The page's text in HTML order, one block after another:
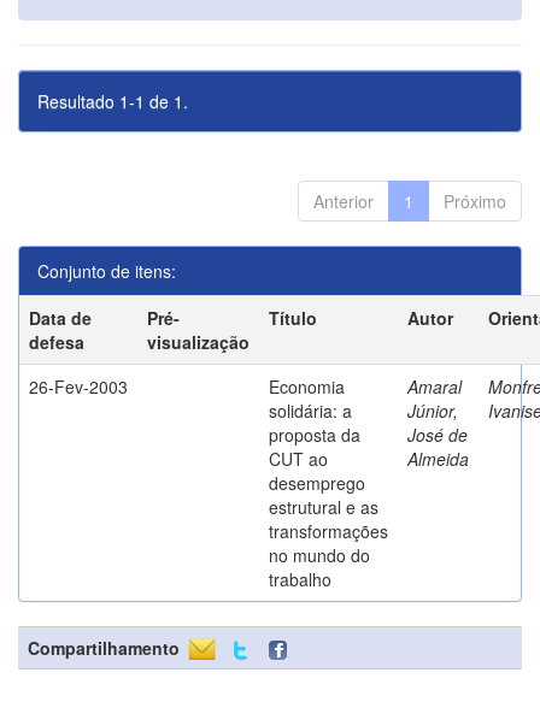
Resultado 1-1 de 1.
Anterior 1 Próximo
Conjunto de itens:
Data de
defesa
Pré-
visualização
Título Autor
26-Fev-2003
Economia
solidária: a
proposta da
CUT ao
desemprego
estrutural e as
transformações
no mundo do
trabalho
Amaral
Júnior,
José de
Almeida
Compartilhamento